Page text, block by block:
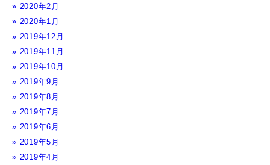
2020年2月
2020年1月
2019年12月
2019年11月
2019年10月
2019年9月
2019年8月
2019年7月
2019年6月
2019年5月
2019年4月